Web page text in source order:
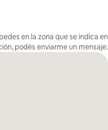
en la zona que se indica en
podés enviarme un mensaje.